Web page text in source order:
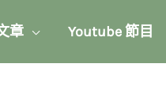
章 Youtube 節目